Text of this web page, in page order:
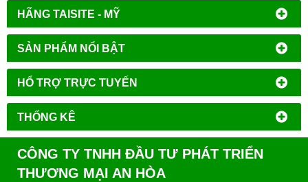
HÃNG TAISITE - MỸ
SẢN PHẨM NỔI BẬT
HỔ TRỢ TRỰC TUYẾN
THỐNG KÊ
CÔNG TY TNHH ĐẦU TƯ PHÁT TRIỂN
THƯƠNG MẠI AN HÒA